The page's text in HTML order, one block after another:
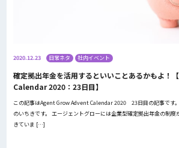
2020.12.23 日常ネタ 社内イベント
確定拠出年金を活用するといいことあるかもよ
Calendar 2020：23日目】
この記事はAgent Grow Advent Calendar 2020 23日目の記事です
のいちきです。 エージェントグローには企業型確定拠出年金の制度
きていま […]